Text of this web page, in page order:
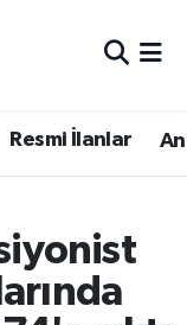
Resmi İlanlar